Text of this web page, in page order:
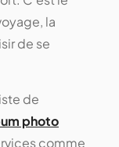
la
de se
de
photo
comme